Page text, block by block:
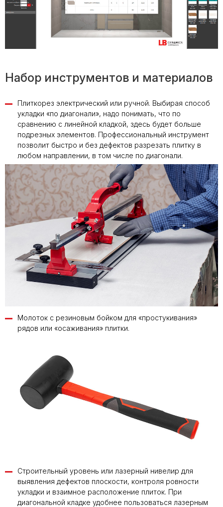
Набор инструментов и материалов
Плиткорез электрический или ручной. Выбирая способ
укладки «по диагонали», надо понимать, что по
сравнению с линейной кладкой, здесь будет больше
подрезных элементов. Профессиональный инструмент
позволит быстро и без дефектов разрезать плитку в
любом направлении, в том числе по диагонали.
Молоток с резиновым бойком для «простукивания»
рядов или «осаживания» плитки.
Строительный уровень или лазерный нивелир для
выявления дефектов плоскости, контроля ровности
укладки и взаимное расположение плиток. При
диагональной кладке удобнее пользоваться лазерным